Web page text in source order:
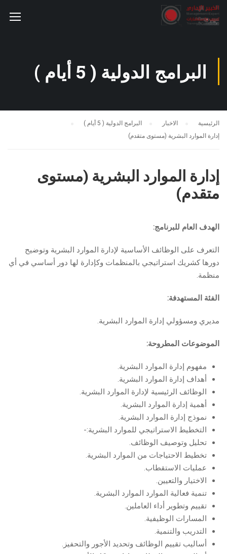
البرامج الدولية ( 5 أيام )
الرئيسية الاخبار
البرامج الدولية ( 5 أيام )
إدارة الموارد البشرية (مستوى متقدم)
إدارة الموارد البشرية (مستوى
متقدم)
الهدف العام للبرنامج:
التعرف على الوظائف الأساسية لإدارة الموارد البشرية وتوضيح
دورها كشريك استراتيجي بالمنظمات وكإدارة لها دور أساسي في أي
منظمة.
الفئة المستهدفة:
مديري ومسؤولي إدارة الموارد البشرية.
الموضوعات المطروحة:
مفهوم إدارة الموارد البشرية.
أهداف إدارة الموارد البشرية.
الوظائف الرئيسية لإدارة الموارد البشرية.
أهمية إدارة الموارد البشرية.
نموذج إدارة الموارد البشرية.
التخطيط الاستراتيجي للموارد البشرية:-
تحليل وتوصيف الوظائف.
تخطيط الاحتياجات من الموارد البشرية.
عمليات الاستقطاب.
الاختيار والتعيين.
تنمية فعالية الموارد الموارد البشرية.
تقييم وتطوير أداء العاملين.
المسارات الوظيفية.
التدريب والتنمية.
أساليب تقييم الوظائف وتحديد الأجور والتحفيز.